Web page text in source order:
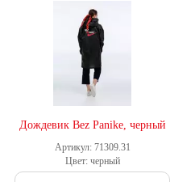
Дождевик Bez Panike, черный
Артикул: 71309.31
Цвет: черный